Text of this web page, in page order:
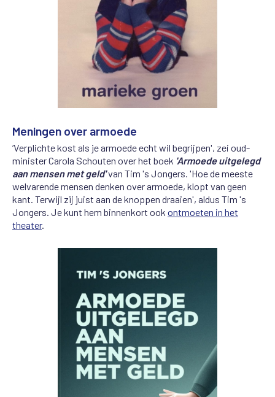
Meningen over armoede
‘Verplichte kost als je armoede echt wil begrijpen', zei oud-
minister Carola Schouten over het boek 'Armoede uitgelegd
aan mensen met geld'van Tim 's Jongers. 'Hoe de meeste
welvarende mensen denken over armoede, klopt van geen
kant. Terwijl zij juist aan de knoppen draaien', aldus Tim 's
Jongers. Je kunt hem binnenkort ook ontmoeten in het
theater.